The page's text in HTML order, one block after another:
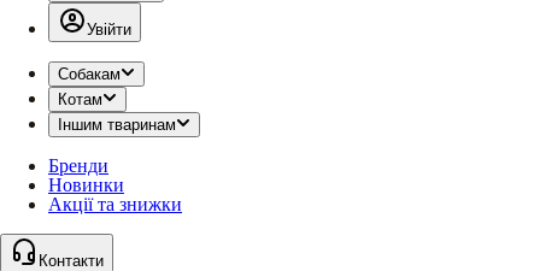
Увійти
Собакам
Котам
Іншим тваринам
Бренди
Новинки
Акції та знижки
Контакти